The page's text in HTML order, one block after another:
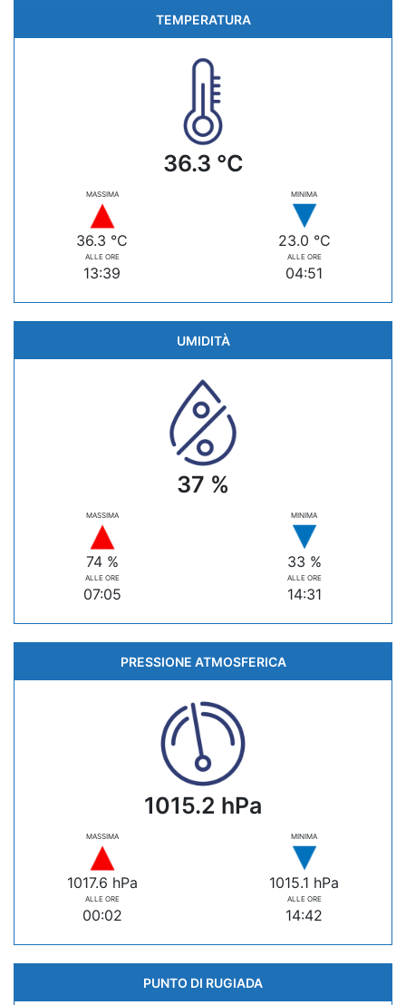
TEMPERATURA
36.3 °C
MASSIMA
36.3 °C
ALLE ORE
13:39
MINIMA
23.0 °C
ALLE ORE
04:51
UMIDITÀ
37 %
MASSIMA
74 %
ALLE ORE
07:05
MINIMA
33 %
ALLE ORE
14:31
PRESSIONE ATMOSFERICA
1015.2 hPa
MASSIMA
1017.6 hPa
ALLE ORE
00:02
MINIMA
1015.1 hPa
ALLE ORE
14:42
PUNTO DI RUGIADA